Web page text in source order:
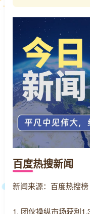
百度热搜新闻
新闻来源：百度热搜榜
1. 团伙操纵市场获利